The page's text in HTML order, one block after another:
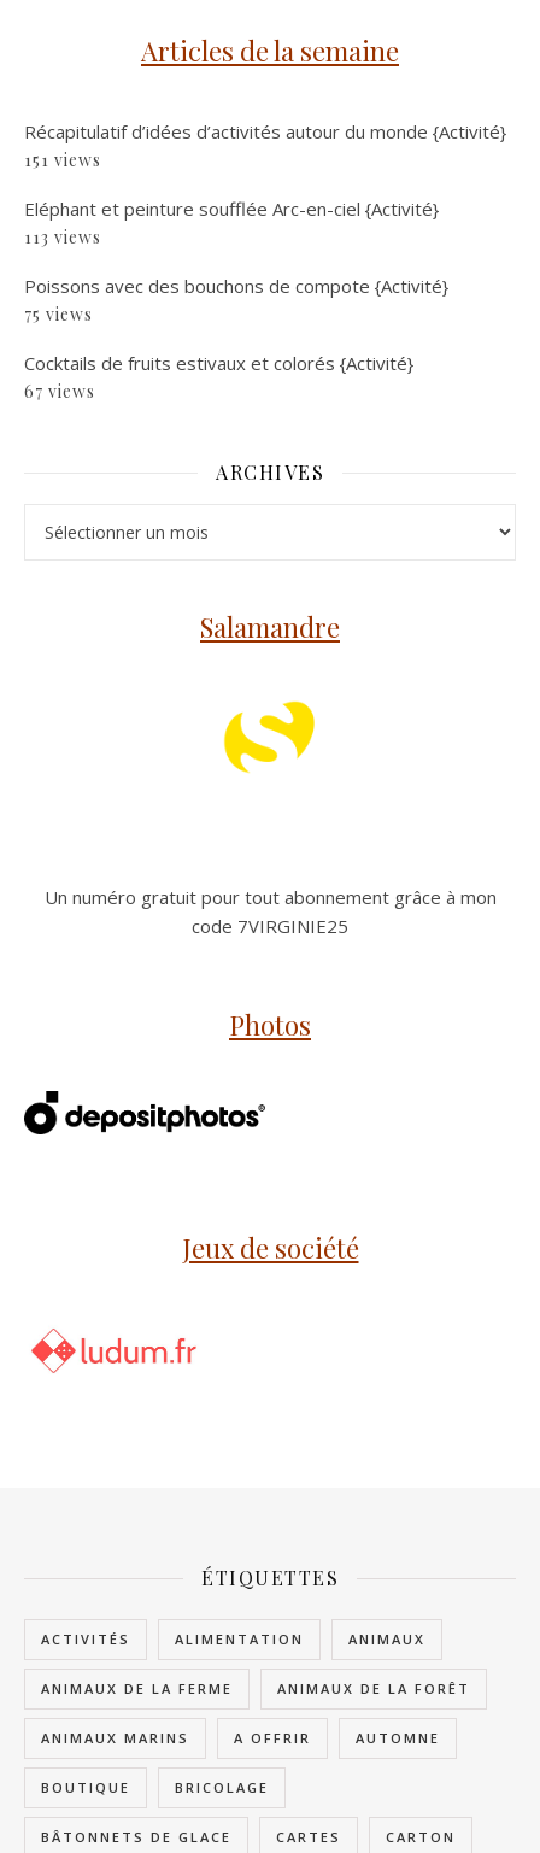
Articles de la semaine
Récapitulatif d’idées d’activités autour du monde {Activité}
151 views
Eléphant et peinture soufflée Arc-en-ciel {Activité}
113 views
Poissons avec des bouchons de compote {Activité}
75 views
Cocktails de fruits estivaux et colorés {Activité}
67 views
ARCHIVES
Salamandre
Un numéro gratuit pour tout abonnement grâce à mon
code 7VIRGINIE25
Photos
Jeux de société
ÉTIQUETTES
ACTIVITÉS ALIMENTATION ANIMAUX
ANIMAUX DE LA FERME ANIMAUX DE LA FORÊT
ANIMAUX MARINS A OFFRIR AUTOMNE
BOUTIQUE BRICOLAGE
BÂTONNETS DE GLACE CARTES CARTON